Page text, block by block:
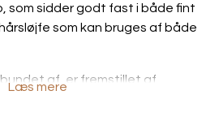
som sidder godt fast i både fint
som kan bruges af både
af, er fremstillet af
Læs mere